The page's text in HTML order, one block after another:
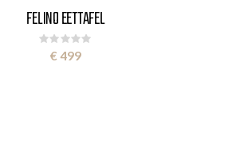
FELINO EETTAFEL
Rating:
€ 499